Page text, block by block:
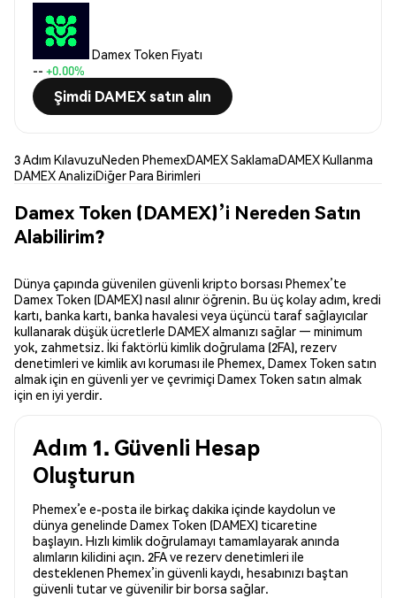
Damex Token Fiyatı
-- +0.00%
Şimdi DAMEX satın alın
3 Adım KılavuzuNeden PhemexDAMEX SaklamaDAMEX Kullanma
DAMEX AnaliziDiğer Para Birimleri
Damex Token (DAMEX)’i Nereden Satın
Alabilirim?
Dünya çapında güvenilen güvenli kripto borsası Phemex’te
Damex Token (DAMEX) nasıl alınır öğrenin. Bu üç kolay adım, kredi
kartı, banka kartı, banka havalesi veya üçüncü taraf sağlayıcılar
kullanarak düşük ücretlerle DAMEX almanızı sağlar — minimum
yok, zahmetsiz. İki faktörlü kimlik doğrulama (2FA), rezerv
denetimleri ve kimlik avı koruması ile Phemex, Damex Token satın
almak için en güvenli yer ve çevrimiçi Damex Token satın almak
için en iyi yerdir.
Adım 1. Güvenli Hesap
Oluşturun
Phemex’e e-posta ile birkaç dakika içinde kaydolun ve
dünya genelinde Damex Token (DAMEX) ticaretine
başlayın. Hızlı kimlik doğrulamayı tamamlayarak anında
alımların kilidini açın. 2FA ve rezerv denetimleri ile
desteklenen Phemex’in güvenli kaydı, hesabınızı baştan
güvenli tutar ve güvenilir bir borsa sağlar.